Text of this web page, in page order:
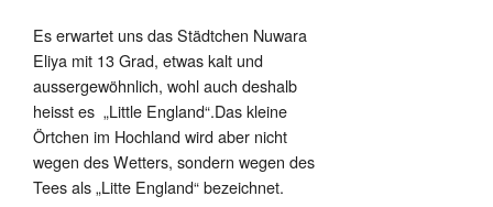
Es erwartet uns das Städtchen Nuwara
Eliya mit 13 Grad, etwas kalt und
aussergewöhnlich, wohl auch deshalb
heisst es „Little England“.Das kleine
Örtchen im Hochland wird aber nicht
wegen des Wetters, sondern wegen des
Tees als „Litte England“ bezeichnet.